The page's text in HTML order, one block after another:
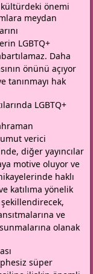
önemi
meydan
LGBTQ+
Daha
önünü açıyor
tanınmayı hak
LGBTQ+
verici
diğer yayıncılar
motive oluyor ve
haklı
katılıma yönelik
ve
olanak
süper